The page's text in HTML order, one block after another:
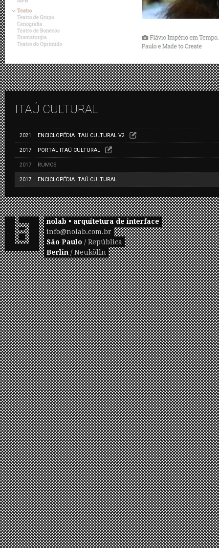
ITAÚ CULTURAL
2021 ENCICLOPÉDIA ITAU CULTURAL V2
2017 PORTAL ITAÚ CULTURAL
2017 RUMOS
2017 ENCICLOPÉDIA ITAÚ CULTURAL
nolab • arquitetura de interface
info@nolab.com.br
São Paulo / República
Berlin / Neukölln